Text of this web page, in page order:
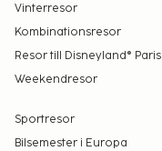
Vinterresor
Kombinationsresor
Resor till Disneyland® Paris
Weekendresor
Sportresor
Bilsemester i Europa